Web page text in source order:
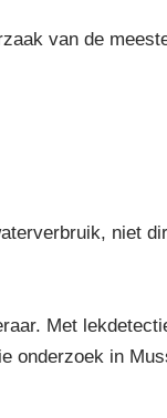
van de
niet
Met
onderzoek in